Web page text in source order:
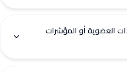
العضوية أو المؤشرات